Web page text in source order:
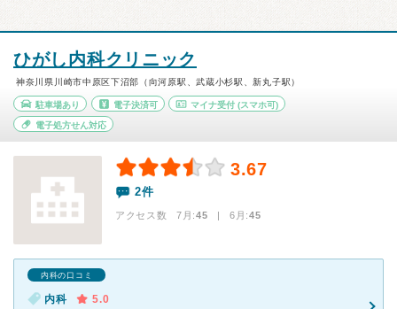
ひがし内科クリニック
神奈川県川崎市中原区下沼部（向河原駅、武蔵小杉駅、新丸子駅）
駐車場あり 電子決済可 マイナ受付 (スマホ可)
電子処方せん対応
3.67
2件
アクセス数 7月:45 | 6月:45
内科の口コミ
内科
5.0